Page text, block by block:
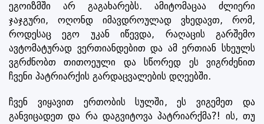
ეგოიზმში არ გაგახარებს. ამიტომაცაა ძლიერი
ჯაჯგური, ოღონდ იმავდროულად ვხედავთ, რომ,
როდესაც ეგო უკან იწევდა, რაღაცის გარშემო
ავტომატურად ვერთიანდებით და ამ ერთიან სხეულს
ვგრძნობთ თითოეული და სწორედ ეს ვიგრძენით
ჩვენი პატრიარქის გარდაცვალების დღეებში.
ჩვენ ვიყავით ერთობის სულში, ეს ვიგემეთ და
განვიცადეთ და რა დაგვიტოვა პატრიარქმა?! ის, თუ